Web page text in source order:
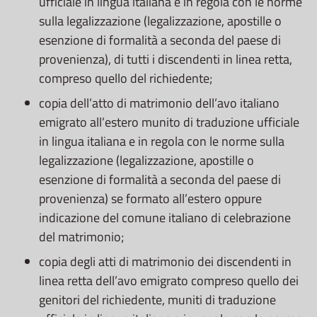
sulla legalizzazione (legalizzazione, apostille o
esenzione di formalità a seconda del paese di
provenienza), di tutti i discendenti in linea retta,
compreso quello del richiedente;
copia dell’atto di matrimonio dell’avo italiano
emigrato all’estero munito di traduzione ufficiale
in lingua italiana e in regola con le norme sulla
legalizzazione (legalizzazione, apostille o
esenzione di formalità a seconda del paese di
provenienza) se formato all’estero oppure
indicazione del comune italiano di celebrazione
del matrimonio;
copia degli atti di matrimonio dei discendenti in
linea retta dell’avo emigrato compreso quello dei
genitori del richiedente, muniti di traduzione